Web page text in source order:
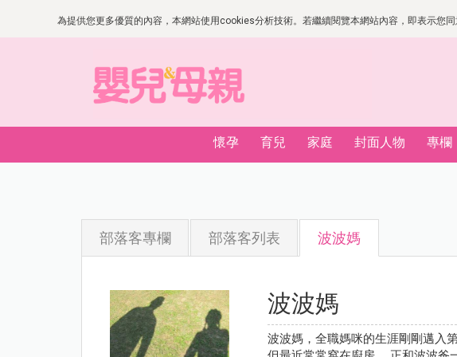
為提供您更多優質的內容，本網站使用cookies分析技術。若繼續閱覽本網站內容，即表示您
懷孕 育兒 家庭 封面人物 專欄
部落客專欄 部落客列表 波波媽
波波媽
波波媽，全職媽咪的生涯剛剛邁入